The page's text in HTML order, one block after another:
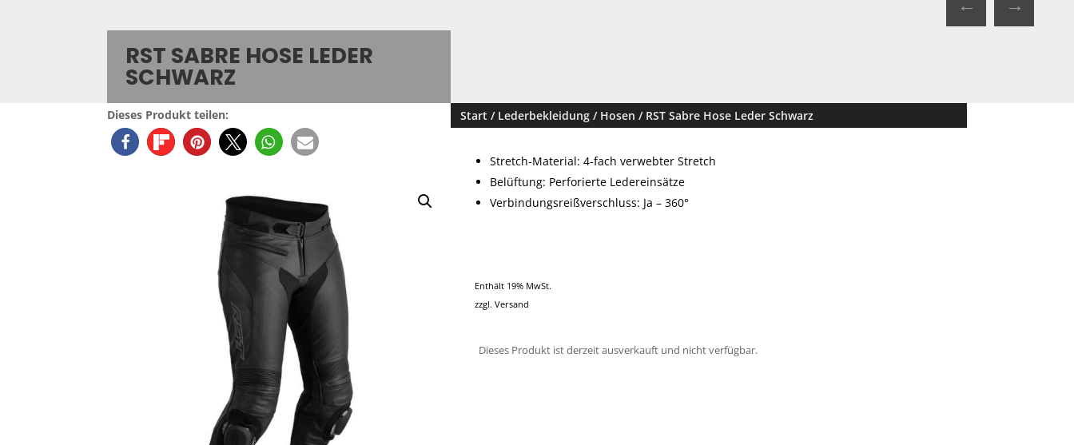
RST SABRE HOSE LEDER
SCHWARZ
Dieses Produkt teilen: Start / Lederbekleidung / Hosen / RST Sabre Hose Leder Schwarz
Stretch-Material: 4-fach verwebter Stretch
Belüftung: Perforierte Ledereinsätze
Verbindungsreißverschluss: Ja – 360°
Enthält 19% MwSt.
zzgl.Versand
Dieses Produkt ist derzeit ausverkauft und nicht verfügbar.